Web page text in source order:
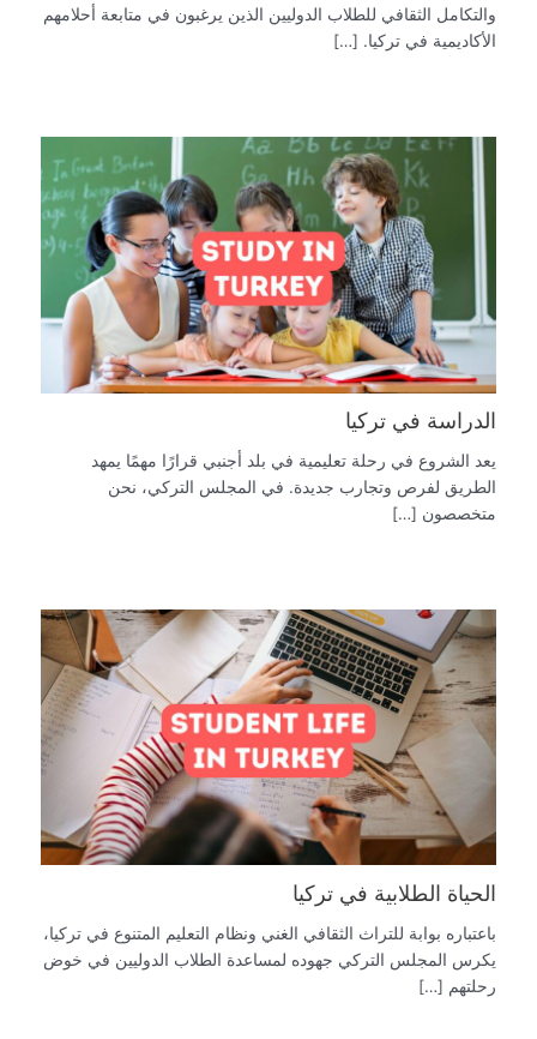
والتكامل الثقافي للطلاب الدوليين الذين يرغبون في متابعة أحلامهم
الأكاديمية في تركيا. […]
الدراسة في تركيا
يعد الشروع في رحلة تعليمية في بلد أجنبي قرارًا مهمًا يمهد
الطريق لفرص وتجارب جديدة. في المجلس التركي، نحن
متخصصون […]
الحياة الطلابية في تركيا
باعتباره بوابة للتراث الثقافي الغني ونظام التعليم المتنوع في تركيا،
يكرس المجلس التركي جهوده لمساعدة الطلاب الدوليين في خوض
رحلتهم […]